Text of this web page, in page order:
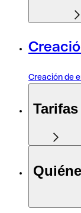
Creación de
Tarifas